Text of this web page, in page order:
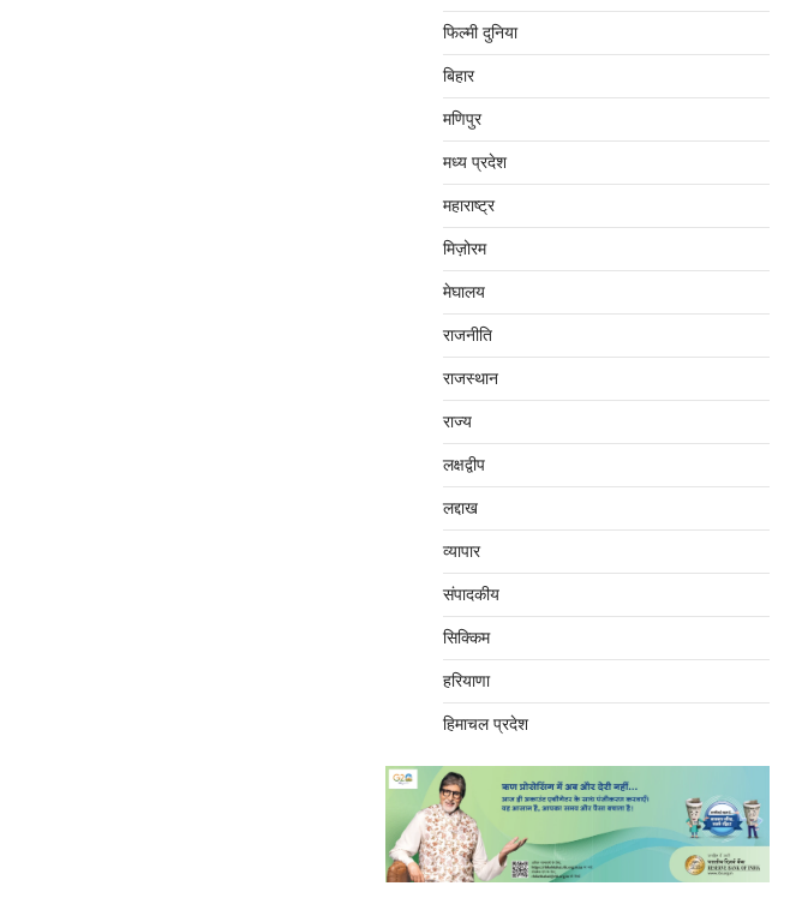
फिल्मी दुनिया
बिहार
मणिपुर
मध्‍य प्रदेश
महाराष्‍ट्र
मिज़ोरम
मेघालय
राजनीति
राजस्थान
राज्य
लक्षद्वीप
लद्दाख
व्यापार
संपादकीय
सिक्किम
हरियाणा
हिमाचल प्रदेश